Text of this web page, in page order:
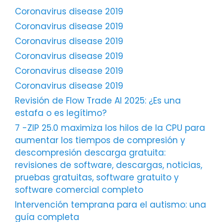
Coronavirus disease 2019
Coronavirus disease 2019
Coronavirus disease 2019
Coronavirus disease 2019
Coronavirus disease 2019
Coronavirus disease 2019
Revisión de Flow Trade AI 2025: ¿Es una
estafa o es legítimo?
7 -ZIP 25.0 maximiza los hilos de la CPU para
aumentar los tiempos de compresión y
descompresión descarga gratuita:
revisiones de software, descargas, noticias,
pruebas gratuitas, software gratuito y
software comercial completo
Intervención temprana para el autismo: una
guía completa